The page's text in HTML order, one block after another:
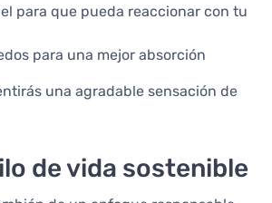
para que pueda reaccionar con tu
para una mejor absorción
una agradable sensación de
de vida sostenible